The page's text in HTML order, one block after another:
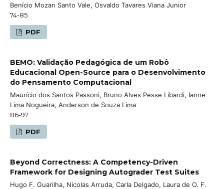
Benício Mozan Santo Vale, Osvaldo Tavares Viana Junior
74-85
PDF
BEMO: Validação Pedagógica de um Robô
Educacional Open-Source para o Desenvolvimento
do Pensamento Computacional
Maurício dos Santos Passoni, Bruno Alves Pesse Libardi, Ianne
Lima Nogueira, Anderson de Souza Lima
86-97
PDF
Beyond Correctness: A Competency-Driven
Framework for Designing Autograder Test Suites
Hugo F. Guarilha, Nicolas Arruda, Carla Delgado, Laura de O. F.